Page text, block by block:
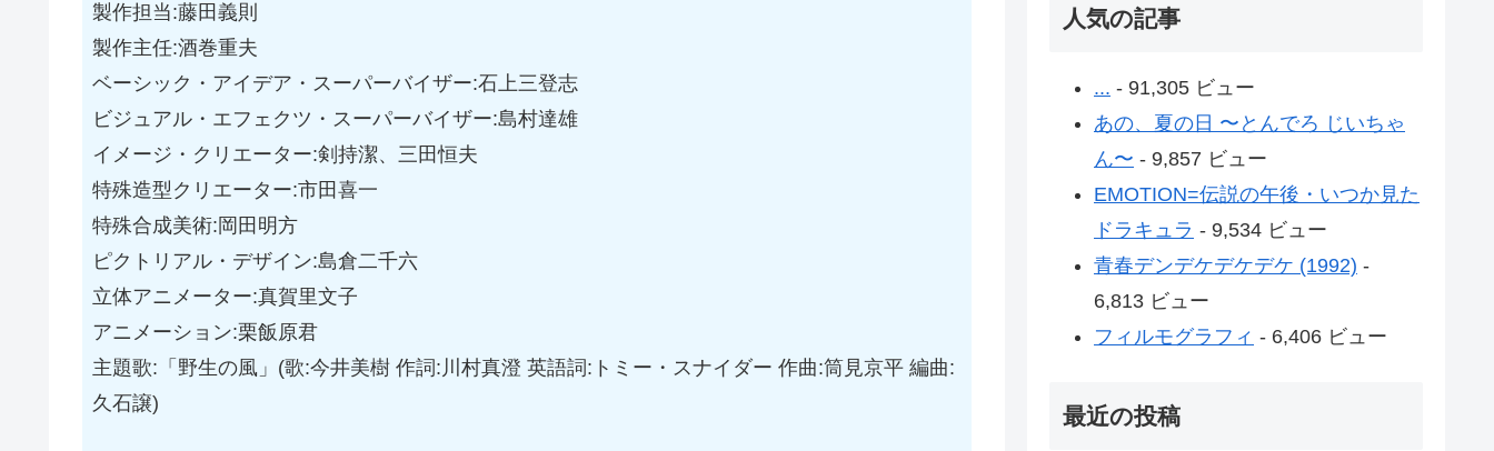
製作担当:藤田義則
製作主任:酒巻重夫
ベーシック・アイデア・スーパーバイザー:石上三登志
ビジュアル・エフェクツ・スーパーバイザー:島村達雄
イメージ・クリエーター:剣持潔、三田恒夫
特殊造型クリエーター:市田喜一
特殊合成美術:岡田明方
ピクトリアル・デザイン:島倉二千六
立体アニメーター:真賀里文子
アニメーション:栗飯原君
主題歌:「野生の風」(歌:今井美樹 作詞:川村真澄 英語詞:トミー・スナイダー 作曲:筒見京平 編曲:
久石譲)
人気の記事
... - 91,305 ビュー
あの、夏の日 〜とんでろ じいちゃ
ん〜 - 9,857 ビュー
EMOTION=伝説の午後・いつか見た
ドラキュラ - 9,534 ビュー
青春デンデケデケデケ (1992) -
6,813 ビュー
フィルモグラフィ - 6,406 ビュー
最近の投稿